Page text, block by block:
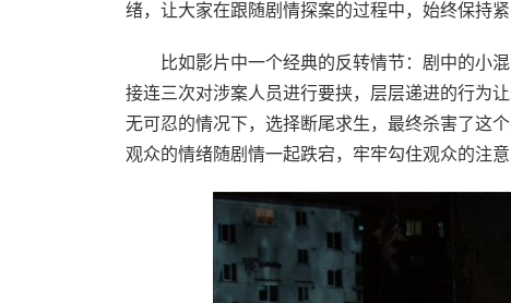
绪，让大家在跟随剧情探案的过程中，始终保持紧
比如影片中一个经典的反转情节：剧中的小混
接连三次对涉案人员进行要挟，层层递进的行为
无可忍的情况下，选择断尾求生，最终杀害了这
观众的情绪随剧情一起跌宕，牢牢勾住观众的注意